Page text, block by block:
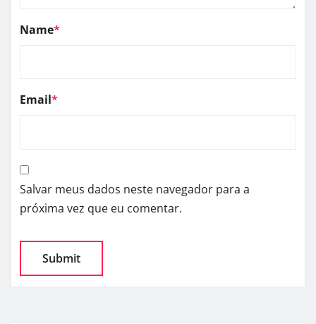
Name*
Email*
Salvar meus dados neste navegador para a
próxima vez que eu comentar.